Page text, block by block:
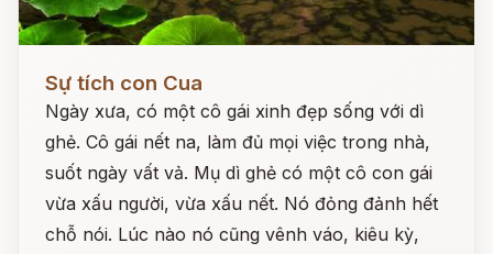
Sự tích con Cua
Ngày xưa, có một cô gái xinh đẹp sống với dì
ghẻ. Cô gái nết na, làm đủ mọi việc trong nhà,
suốt ngày vất vả. Mụ dì ghẻ có một cô con gái
vừa xấu người, vừa xấu nết. Nó đỏng đảnh hết
chỗ nói. Lúc nào nó cũng vênh váo, kiêu kỳ,